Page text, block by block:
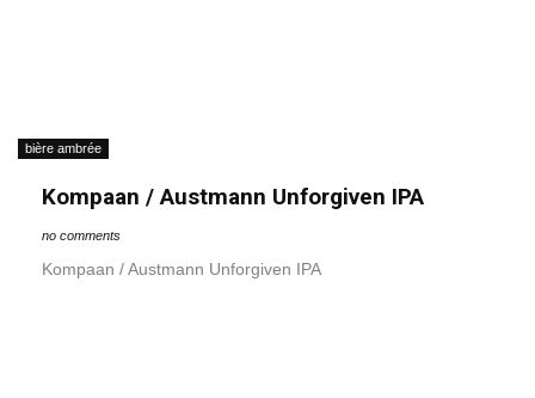
bière ambrée
Kompaan / Austmann Unforgiven IPA
no comments
Kompaan / Austmann Unforgiven IPA